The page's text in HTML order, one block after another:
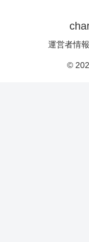
運営者情報
©